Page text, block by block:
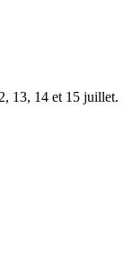
13, 14 et 15 juillet.